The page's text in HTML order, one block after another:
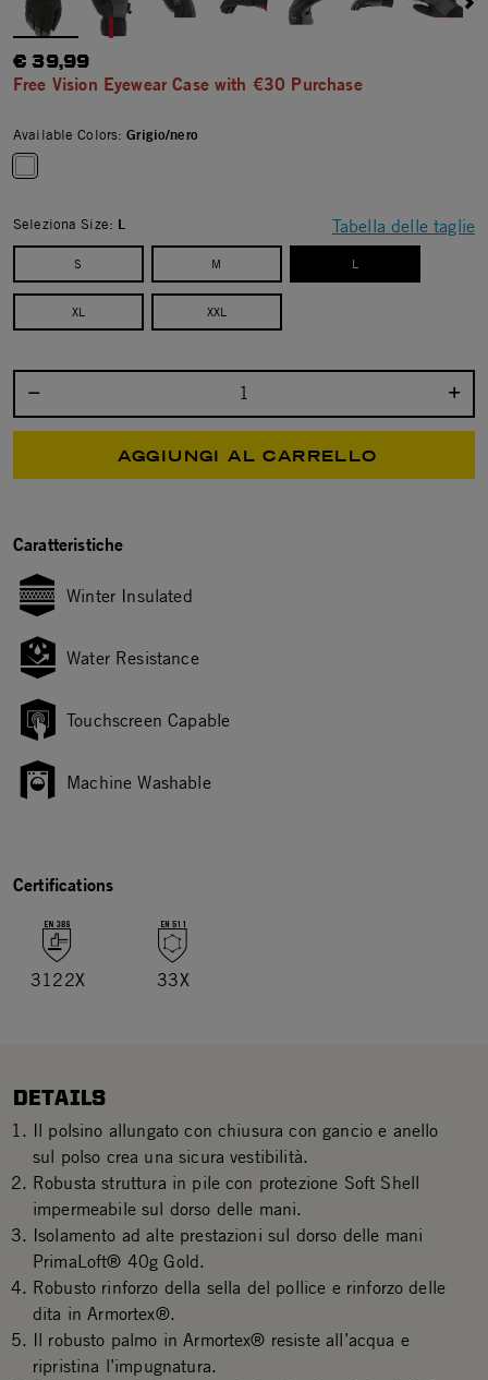
€ 39,99
Free Vision Eyewear Case with €30 Purchase
Available Colors:Grigio/nero
Tabella delle taglie
Seleziona Size: L
S M L
XL XXL
AGGIUNGI AL CARRELLO
Caratteristiche
Winter Insulated
Water Resistance
Touchscreen Capable
Machine Washable
Certifications
3122X 33X
DETAILS
Il polsino allungato con chiusura con gancio e anello
sul polso crea una sicura vestibilità.
Robusta struttura in pile con protezione Soft Shell
impermeabile sul dorso delle mani.
Isolamento ad alte prestazioni sul dorso delle mani
PrimaLoft® 40g Gold.
Robusto rinforzo della sella del pollice e rinforzo delle
dita in Armortex®.
Il robusto palmo in Armortex® resiste all’acqua e
ripristina l’impugnatura.